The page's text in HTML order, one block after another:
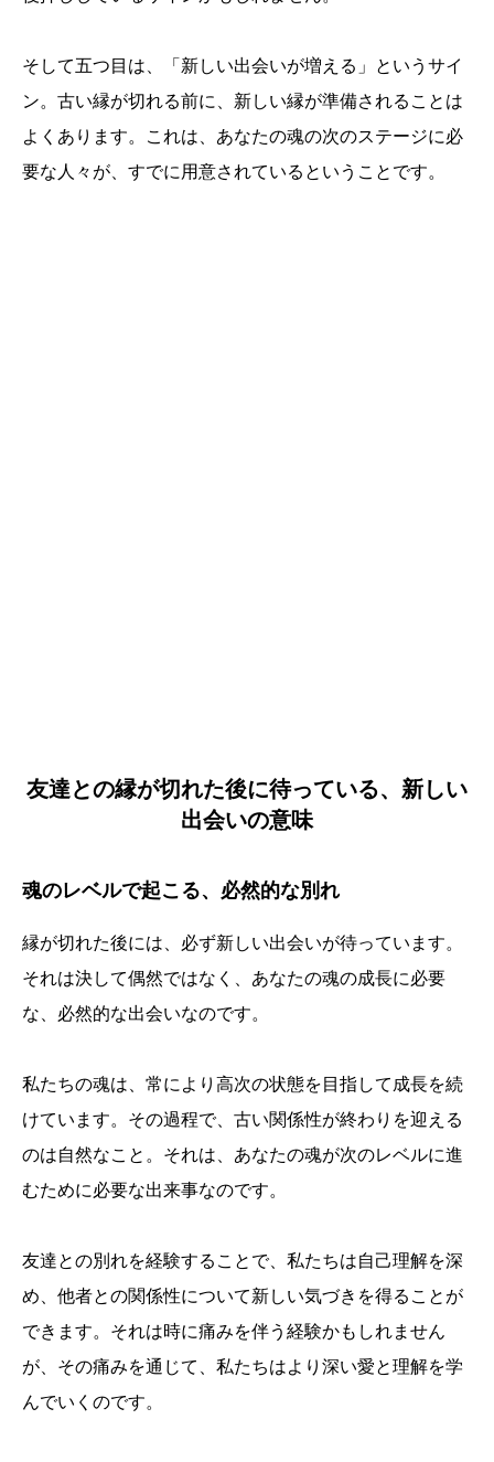
そして五つ目は、「新しい出会いが増える」というサイ
ン。古い縁が切れる前に、新しい縁が準備されることは
よくあります。これは、あなたの魂の次のステージに必
要な人々が、すでに用意されているということです。
友達との縁が切れた後に待っている、新しい
出会いの意味
魂のレベルで起こる、必然的な別れ
縁が切れた後には、必ず新しい出会いが待っています。
それは決して偶然ではなく、あなたの魂の成長に必要
な、必然的な出会いなのです。
私たちの魂は、常により高次の状態を目指して成長を続
けています。その過程で、古い関係性が終わりを迎える
のは自然なこと。それは、あなたの魂が次のレベルに進
むために必要な出来事なのです。
友達との別れを経験することで、私たちは自己理解を深
め、他者との関係性について新しい気づきを得ることが
できます。それは時に痛みを伴う経験かもしれません
が、その痛みを通じて、私たちはより深い愛と理解を学
んでいくのです。